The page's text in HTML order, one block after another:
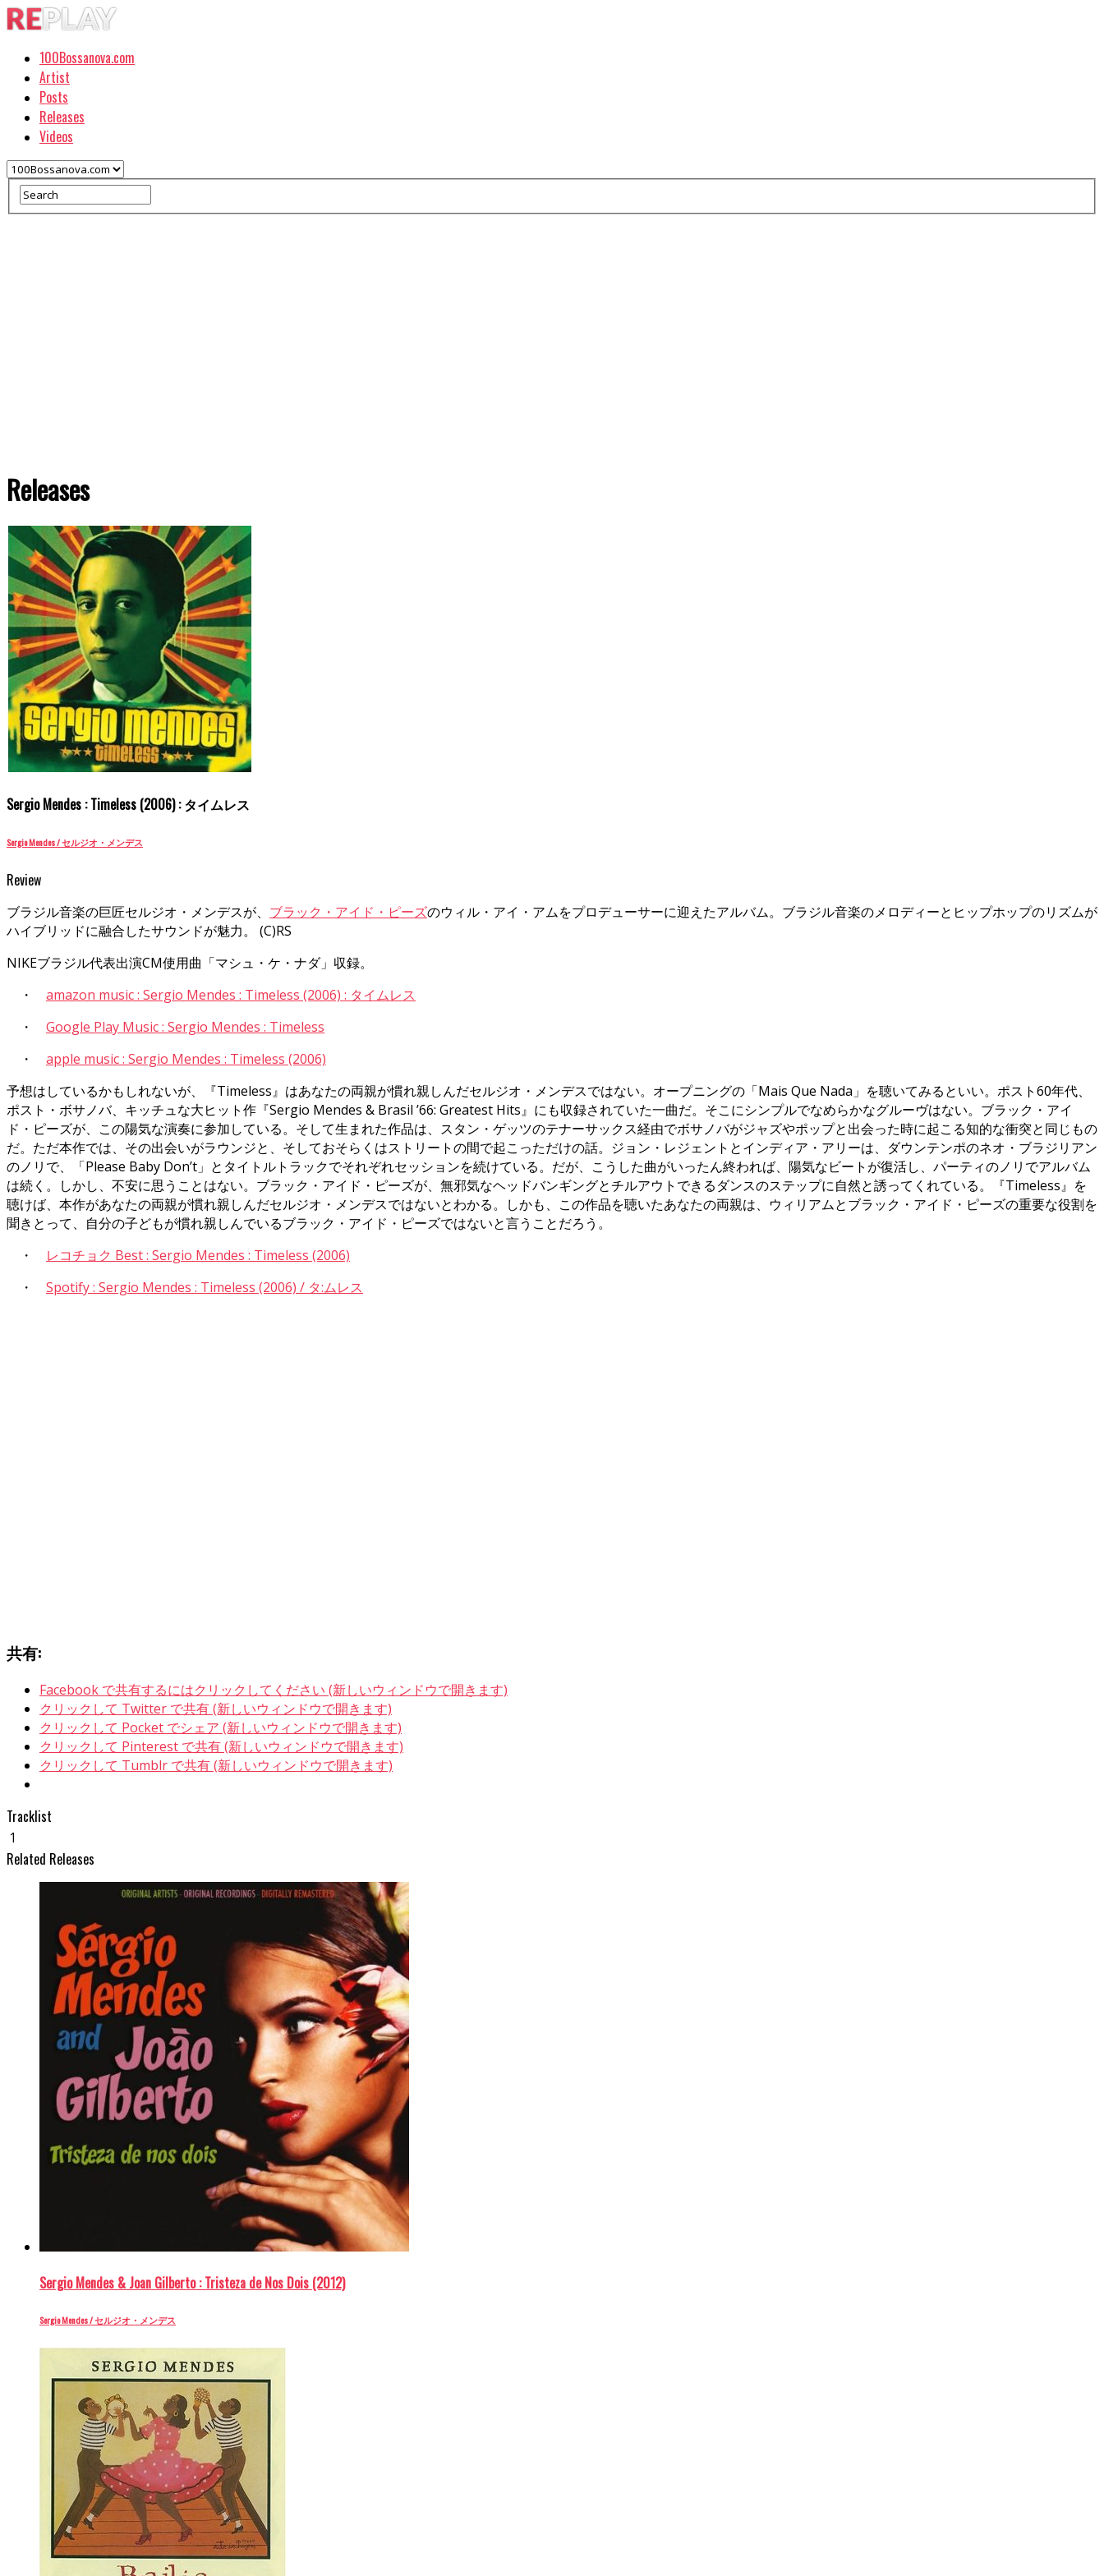
100Bossanova.com
Artist
Posts
Releases
Videos
Releases
Sergio Mendes : Timeless (2006) : タイムレス
Sergio Mendes / セルジオ・メンデス
Review
ブラジル音楽の巨匠セルジオ・メンデスが、 ブラック・アイド・ピーズのウィル・アイ・アムをプロデューサーに迎えたアルバム。ブラジル音楽のメロディーとヒップホップのリズムが
ハイブリッドに融合したサウンドが魅力。 (C)RS
NIKEブラジル代表出演CM使用曲「マシュ・ケ・ナダ」収録。
・ amazon music : Sergio Mendes : Timeless (2006) : タイムレス
・ Google Play Music : Sergio Mendes : Timeless
・ apple music : Sergio Mendes : Timeless (2006)
予想はしているかもしれないが、『Timeless』はあなたの両親が慣れ親しんだセルジオ・メンデスではない。オープニングの「Mais Que Nada」を聴いてみるといい。ポスト60年代、
ポスト・ボサノバ、キッチュな大ヒット作『Sergio Mendes & Brasil ’66: Greatest Hits』にも収録されていた一曲だ。そこにシンプルでなめらかなグルーヴはない。ブラック・アイ
ド・ピーズが、この陽気な演奏に参加している。そして生まれた作品は、スタン・ゲッツのテナーサックス経由でボサノバがジャズやポップと出会った時に起こる知的な衝突と同じもの
だ。ただ本作では、その出会いがラウンジと、そしておそらくはストリートの間で起こっただけの話。ジョン・レジェントとインディア・アリーは、ダウンテンポのネオ・ブラジリアン
のノリで、「Please Baby Don’t」とタイトルトラックでそれぞれセッションを続けている。だが、こうした曲がいったん終われば、陽気なビートが復活し、パーティのノリでアルバム
は続く。しかし、不安に思うことはない。ブラック・アイド・ピーズが、無邪気なヘッドバンギングとチルアウトできるダンスのステップに自然と誘ってくれている。『Timeless』を
聴けば、本作があなたの両親が慣れ親しんだセルジオ・メンデスではないとわかる。しかも、この作品を聴いたあなたの両親は、ウィリアムとブラック・アイド・ピーズの重要な役割を
聞きとって、自分の子どもが慣れ親しんでいるブラック・アイド・ピーズではないと言うことだろう。
・ レコチョク Best : Sergio Mendes : Timeless (2006)
・ Spotify : Sergio Mendes : Timeless (2006) / タ:ムレス
共有:
Facebook で共有するにはクリックしてください (新しいウィンドウで開きます)
クリックして Twitter で共有 (新しいウィンドウで開きます)
クリックして Pocket でシェア (新しいウィンドウで開きます)
クリックして Pinterest で共有 (新しいウィンドウで開きます)
クリックして Tumblr で共有 (新しいウィンドウで開きます)
Tracklist
1
Related Releases
Sergio Mendes & Joan Gilberto : Tristeza de Nos Dois (2012)
Sergio Mendes / セルジオ・メンデス